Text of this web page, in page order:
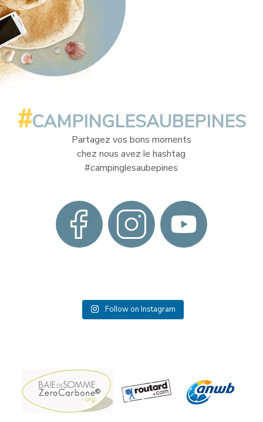
#CAMPINGLESAUBEPINES
Partagez vos bons moments
chez nous avez le hashtag
#campinglesaubepines
Follow on Instagram